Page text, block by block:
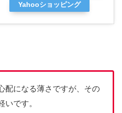
Yahooショッピング
配になる薄さですが、その
いです。